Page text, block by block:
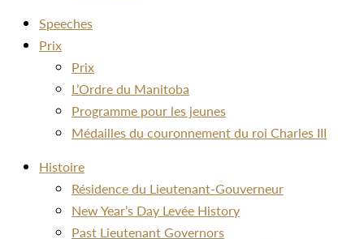
Speeches
Prix
Prix
L’Ordre du Manitoba
Programme pour les jeunes
Médailles du couronnement du roi Charles III
Histoire
Résidence du Lieutenant-Gouverneur
New Year’s Day Levée History
Past Lieutenant Governors